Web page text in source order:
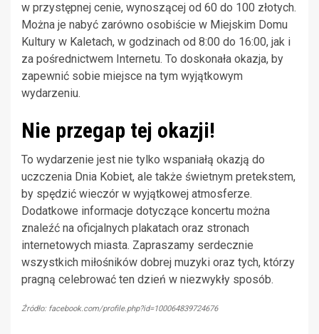
w przystępnej cenie, wynoszącej od 60 do 100 złotych.
Można je nabyć zarówno osobiście w Miejskim Domu
Kultury w Kaletach, w godzinach od 8:00 do 16:00, jak i
za pośrednictwem Internetu. To doskonała okazja, by
zapewnić sobie miejsce na tym wyjątkowym
wydarzeniu.
Nie przegap tej okazji!
To wydarzenie jest nie tylko wspaniałą okazją do
uczczenia Dnia Kobiet, ale także świetnym pretekstem,
by spędzić wieczór w wyjątkowej atmosferze.
Dodatkowe informacje dotyczące koncertu można
znaleźć na oficjalnych plakatach oraz stronach
internetowych miasta. Zapraszamy serdecznie
wszystkich miłośników dobrej muzyki oraz tych, którzy
pragną celebrować ten dzień w niezwykły sposób.
Źródło: facebook.com/profile.php?id=100064839724676